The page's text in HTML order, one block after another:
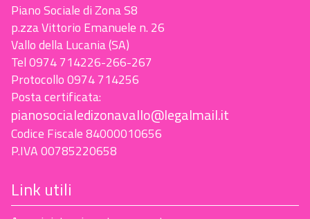
Piano Sociale di Zona S8
p.zza Vittorio Emanuele n. 26
Vallo della Lucania (SA)
Tel 0974 714226-266-267
Protocollo 0974 714256
Posta certificata:
pianosocialedizonavallo@legalmail.it
Codice Fiscale 84000010656
P.IVA 00785220658
Link utili